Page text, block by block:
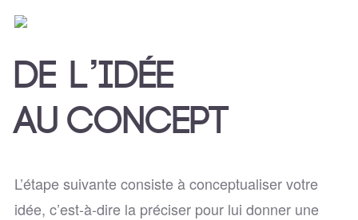
DE L’IDÉE
AU CONCEPT
L’étape suivante consiste à conceptualiser votre
idée, c’est-à-dire la préciser pour lui donner une